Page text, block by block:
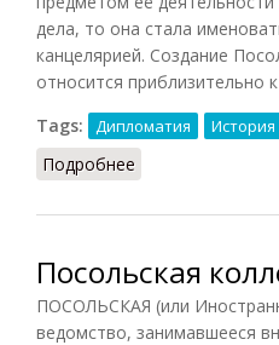
дела, то она стала
канцелярией. Создание
относится приблизительно
Tags:
Дипломатия История
Подробнее
Посольская
ПОСОЛЬСКАЯ (или
ведомство, занимавшееся